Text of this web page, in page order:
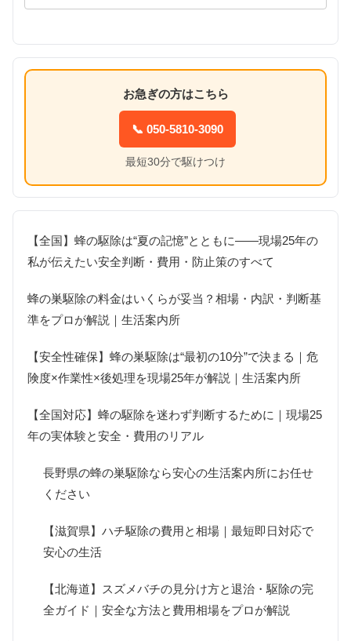
お急ぎの方はこちら
📞 050-5810-3090
最短30分で駆けつけ
【全国】蜂の駆除は“夏の記憶”とともに――現場25年の
私が伝えたい安全判断・費用・防止策のすべて
蜂の巣駆除の料金はいくらが妥当？相場・内訳・判断基
準をプロが解説｜生活案内所
【安全性確保】蜂の巣駆除は“最初の10分”で決まる｜危
険度×作業性×後処理を現場25年が解説｜生活案内所
【全国対応】蜂の駆除を迷わず判断するために｜現場25
年の実体験と安全・費用のリアル
長野県の蜂の巣駆除なら安心の生活案内所にお任せ
ください
【滋賀県】ハチ駆除の費用と相場｜最短即日対応で
安心の生活
【北海道】スズメバチの見分け方と退治・駆除の完
全ガイド｜安全な方法と費用相場をプロが解説